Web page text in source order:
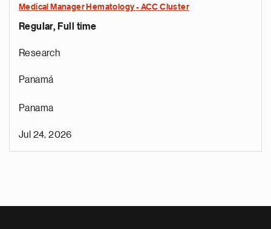
Medical Manager Hematology - ACC Cluster
Regular, Full time
Research
Panamá
Panama
Jul 24, 2026